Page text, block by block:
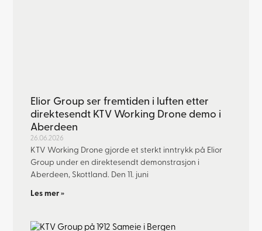
Elior Group ser fremtiden i luften etter
direktesendt KTV Working Drone demo i
Aberdeen
26.06.2026
KTV Working Drone gjorde et sterkt inntrykk på Elior
Group under en direktesendt demonstrasjon i
Aberdeen, Skottland. Den 11. juni
Les mer »